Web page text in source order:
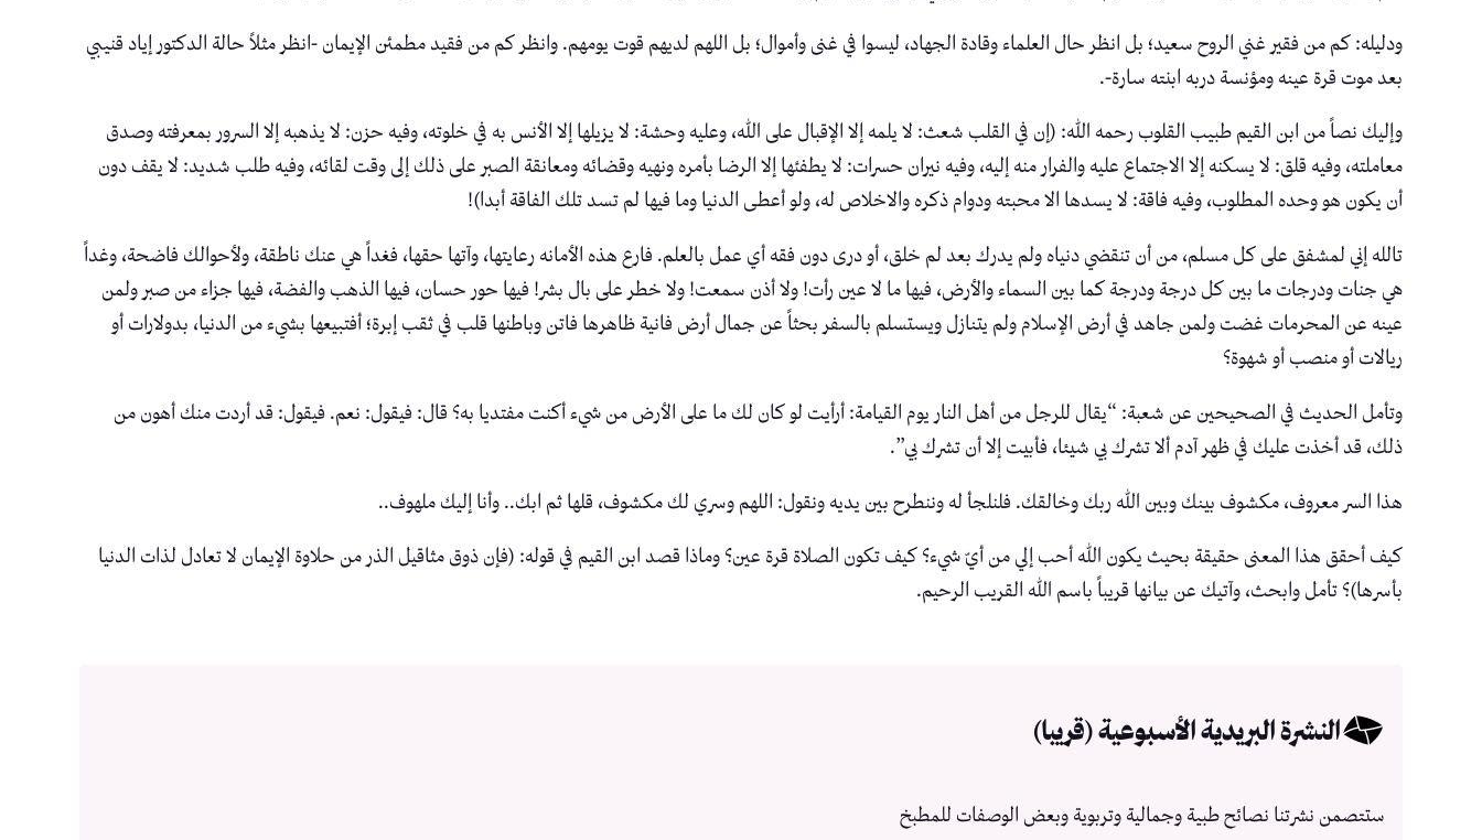
ودليله: كم من فقير غني الروح سعيد؛ بل انظر حال العلماء وقادة الجهاد، ليسوا في غنى وأموال؛ بل اللهم لديهم قوت يومهم. وانظر كم من فقيد مطمئن الإيمان -انظر مثلاً حالة الدكتور إياد قنيبي
بعد موت قرة عينه ومؤنسة دربه ابنته سارة-.
وإليك نصاً من ابن القيم طبيب القلوب رحمه الله: (إن في القلب شعث: لا يلمه إلا الإقبال على الله، وعليه وحشة: لا يزيلها إلا الأنس به في خلوته، وفيه حزن: لا يذهبه إلا السرور بمعرفته وصدق
معاملته، وفيه قلق: لا يسكنه إلا الاجتماع عليه والفرار منه إليه، وفيه نيران حسرات: لا يطفئها إلا الرضا بأمره ونهيه وقضائه ومعانقة الصبر على ذلك إلى وقت لقائه، وفيه طلب شديد: لا يقف دون
أن يكون هو وحده المطلوب، وفيه فاقة: لا يسدها الا محبته ودوام ذكره والاخلاص له، ولو أعطى الدنيا وما فيها لم تسد تلك الفاقة أبدا)!
تالله إني لمشفق على كل مسلم، من أن تنقضي دنياه ولم يدرك بعد لم خلق، أو درى دون فقه أي عمل بالعلم. فارع هذه الأمانه رعايتها، وآتها حقها، فغداً هي عنك ناطقة، ولأحوالك فاضحة، وغداً
هي جنات ودرجات ما بين كل درجة ودرجة كما بين السماء والأرض، فيها ما لا عين رأت! ولا أذن سمعت! ولا خطر على بال بشر! فيها حور حسان، فيها الذهب والفضة، فيها جزاء من صبر ولمن
عينه عن المحرمات غضت ولمن جاهد في أرض الإسلام ولم يتنازل ويستسلم بالسفر بحثاً عن جمال أرض فانية ظاهرها فاتن وباطنها قلب في ثقب إبرة؛ أفتبيعها بشيء من الدنيا، بدولارات أو
ريالات أو منصب أو شهوة؟
وتأمل الحديث في الصحيحين عن شعبة: “يقال للرجل من أهل النار يوم القيامة: أرأيت لو كان لك ما على الأرض من شيء أكنت مفتديا به؟ قال: فيقول: نعم. فيقول: قد أردت منك أهون من
ذلك، قد أخذت عليك في ظهر آدم ألا تشرك بي شيئا، فأبيت إلا أن تشرك بي”.
هذا السر معروف، مكشوف بينك وبين الله ربك وخالقك. فلنلجأ له وننطرح بين يديه ونقول: اللهم وسري لك مكشوف، قلها ثم ابك.. وأنا إليك ملهوف..
كيف أحقق هذا المعنى حقيقة بحيث يكون الله أحب إلي من أيّ شيء؟ كيف تكون الصلاة قرة عين؟ وماذا قصد ابن القيم في قوله: (فإن ذوق مثاقيل الذر من حلاوة الإيمان لا تعادل لذات الدنيا
بأسرها)؟ تأمل وابحث، وآتيك عن بيانها قريباً باسم الله القريب الرحيم.
النشرة البريدية الأسبوعية (قريبا)
ستتصمن نشرتنا نصائح طبية وجمالية وتربوية وبعض الوصفات للمطبخ